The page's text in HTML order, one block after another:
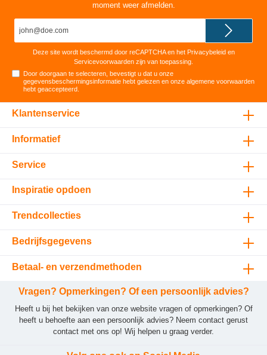
moment weer afmelden.
Deze site wordt beschermd door reCAPTCHA en het Privacybeleiden
Servicevoorwaarden zijn van toepassing.
Door doorgaan te selecteren, bevestigt u dat u onze
gegevensbeschermingsinformatie hebt gelezen en onzealgemene voorwaarden
hebt geaccepteerd
Klantenservice
Informatief
Service
Inspiratie opdoen
Trendcollecties
Bedrijfsgegevens
Betaal- en verzendmethoden
Vragen? Opmerkingen? Of een persoonlijk advies?
Heeft u bij het bekijken van onze website vragen of opmerkingen? Of
heeft u behoefte aan een persoonlijk advies? Neem contact gerust
contact met ons op! Wij helpen u graag verder.